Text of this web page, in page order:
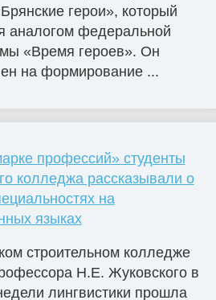
герои», который
аналогом федеральной
«Время героев». Он
на формирование ...
профессий» студенты
колледжа рассказывали о
на
языках
строительном колледже
Н.Е. Жуковского в
лингвистики прошла